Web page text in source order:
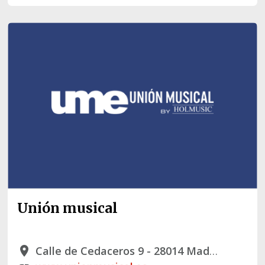
Unión musical
place
Calle de Cedaceros 9 - 28014 Madrid